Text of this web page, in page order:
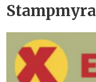
Stampmyra